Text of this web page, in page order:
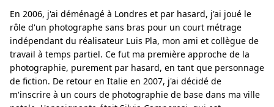
En 2006, j'ai déménagé à Londres et par hasard, j'ai joué le
rôle d'un photographe sans bras pour un court métrage
indépendant du réalisateur Luis Pla, mon ami et collègue de
travail à temps partiel. Ce fut ma première approche de la
photographie, purement par hasard, en tant que personnage
de fiction. De retour en Italie en 2007, j'ai décidé de
m'inscrire à un cours de photographie de base dans ma ville